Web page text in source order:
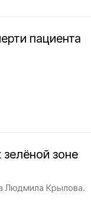
пациента
зелёной зоне
Людмила Крылова.